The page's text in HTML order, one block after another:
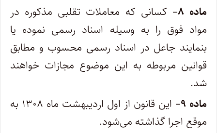
ماده ۸
– کسانی که معاملات تقلبی مذکوره در
مواد فوق را به وسیله اسناد رسمی نموده یا
بنمایند جاعل در اسناد رسمی محسوب و مطابق
قوانین مربوطه به این موضوع مجازات خواهند
شد.
ماده ۹
– این قانون از اول اردیبهشت ماه ۱۳۰۸ به
موقع اجرا گذاشته می‌شود.